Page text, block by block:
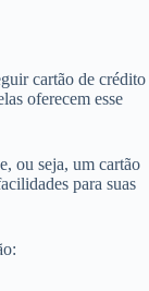
cartão de crédito
oferecem esse
ou seja, um cartão
para suas